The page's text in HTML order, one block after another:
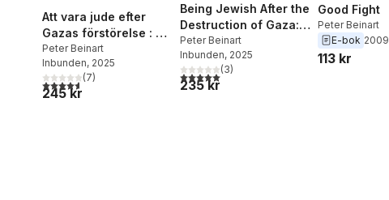
Att vara jude efter
Gazas förstörelse : en
vidräkning
Peter Beinart
Inbunden, 2025
4,6utav 5 stjärnor. Totalt antal röster:
(7)
245 kr
Being Jewish After the
Destruction of Gaza: A
Reckoning
Peter Beinart
Inbunden, 2025
5,0utav 5 stjärnor. Totalt antal röster:
(3)
235 kr
Good Fight
Peter Beinart
E-bok 2009
113 kr